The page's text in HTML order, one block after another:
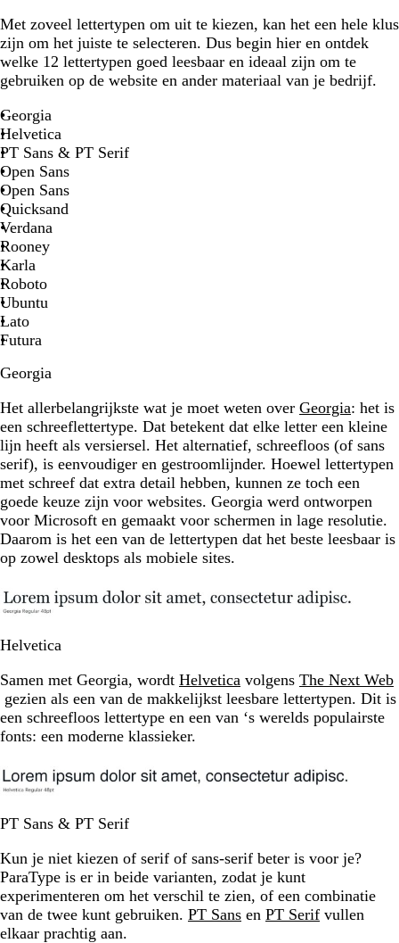
Met zoveel lettertypen om uit te kiezen, kan het een hele klus
zijn om het juiste te selecteren. Dus begin hier en ontdek
welke 12 lettertypen goed leesbaar en ideaal zijn om te
gebruiken op de website en ander materiaal van je bedrijf.
Georgia
Helvetica
PT Sans & PT Serif
Open Sans
Open Sans
Quicksand
Verdana
Rooney
Karla
Roboto
Ubuntu
Lato
Futura
Georgia
Het allerbelangrijkste wat je moet weten over Georgia: het is
een schreeflettertype. Dat betekent dat elke letter een kleine
lijn heeft als versiersel. Het alternatief, schreefloos (of sans
serif), is eenvoudiger en gestroomlijnder. Hoewel lettertypen
met schreef dat extra detail hebben, kunnen ze toch een
goede keuze zijn voor websites. Georgia werd ontworpen
voor Microsoft en gemaakt voor schermen in lage resolutie.
Daarom is het een van de lettertypen dat het beste leesbaar is
op zowel desktops als mobiele sites.
Helvetica
Samen met Georgia, wordt Helvetica volgens The Next Web
gezien als een van de makkelijkst leesbare lettertypen. Dit is
een schreefloos lettertype en een van ‘s werelds populairste
fonts: een moderne klassieker.
PT Sans & PT Serif
Kun je niet kiezen of serif of sans-serif beter is voor je?
ParaType is er in beide varianten, zodat je kunt
experimenteren om het verschil te zien, of een combinatie
van de twee kunt gebruiken. PT Sans en PT Serif vullen
elkaar prachtig aan.